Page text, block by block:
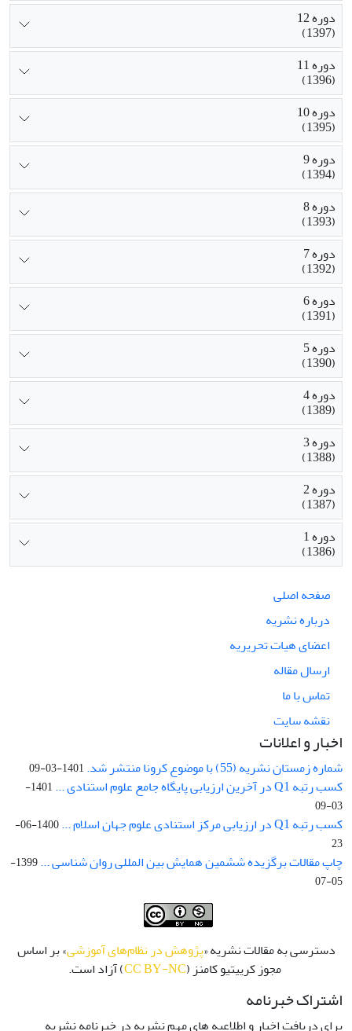
دوره 12
(1397)
دوره 11
(1396)
دوره 10
(1395)
دوره 9
(1394)
دوره 8
(1393)
دوره 7
(1392)
دوره 6
(1391)
دوره 5
(1390)
دوره 4
(1389)
دوره 3
(1388)
دوره 2
(1387)
دوره 1
(1386)
صفحه اصلی
درباره نشریه
اعضای هیات تحریریه
ارسال مقاله
تماس با ما
نقشه سایت
اخبار و اعلانات
شماره زمستان نشریه (55) با موضوع کرونا منتشر شد. 1401-03-09
کسب رتبه Q1 در آخرین ارزیابی پایگاه جامع علوم استنادی ...
1401-
03-09
کسب رتبه Q1 در ارزیابی مرکز استنادی علوم جهان اسلام ...
1400-06-
23
چاپ مقالات برگزیده ششمین همایش بین المللی روان شناسی ...
1399-
05-07
دسترسی به مقالات نشریه «پژوهش در نظام‌های آموزشی» بر اساس
مجوز کرییتیو کامنز (CC BY-NC) آزاد است.
اشتراک خبرنامه
برای دریافت اخبار و اطلاعیه های مهم نشریه در خبرنامه نشریه